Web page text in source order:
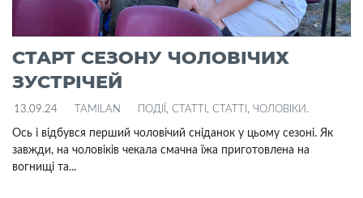
СТАРТ СЕЗОНУ ЧОЛОВІЧИХ
ЗУСТРІЧЕЙ
13.09.24 TAMILAN ПОДІЇ , СТАТТІ , СТАТТІ , ЧОЛОВІКИ .
Ось і відбувся перший чоловічий сніданок у цьому сезоні. Як
завжди, на чоловіків чекала смачна їжа приготовлена на
вогнищі та...